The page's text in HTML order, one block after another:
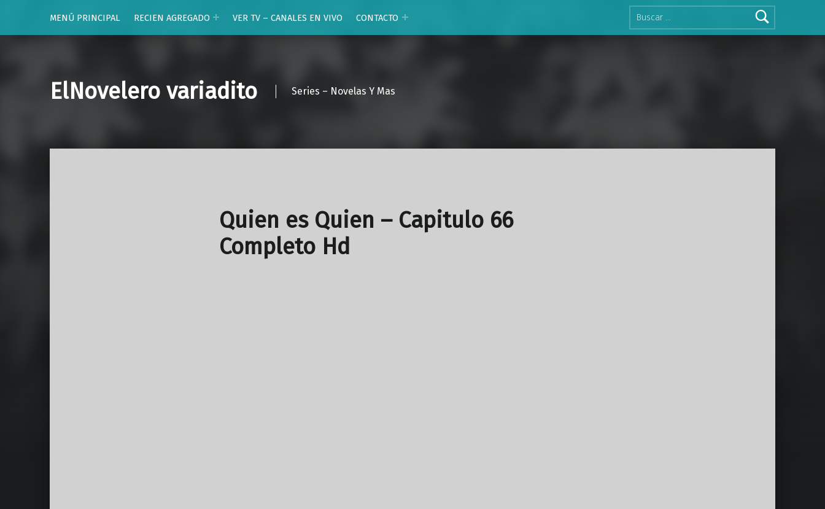
Buscar:
MENÚ PRINCIPAL
RECIEN AGREGADO VER TV – CANALES EN VIVO CONTACTO
ElNovelero variadito Series – Novelas Y Mas
Quien es Quien – Capitulo 66
Completo Hd